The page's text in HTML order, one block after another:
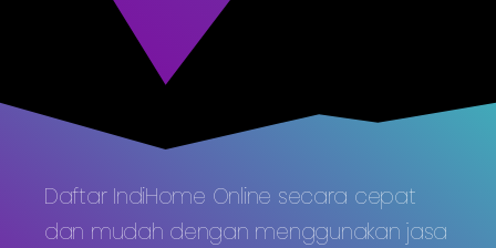
Daftar IndiHome Online secara cepat
dan mudah dengan menggunakan jasa